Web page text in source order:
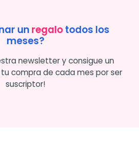
un regalotodos los
meses?
newsletter y consigue un
compra de cada mes por ser
suscriptor!